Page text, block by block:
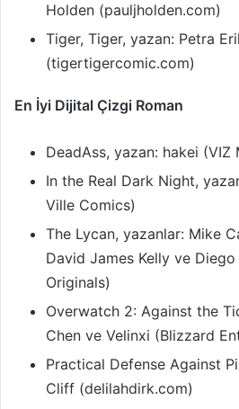
Holden (pauljholden.com)
Tiger, Tiger, yazan: Petra
(tigertigercomic.com)
En İyi Dijital Çizgi Roman
DeadAss, yazan: hakei (VIZ
In the Real Dark Night,
Ville Comics)
The Lycan, yazanlar: Mike
David James Kelly ve
Originals)
Overwatch 2: Against the
Chen ve Velinxi (Blizzard
Practical Defense Against
Cliff (delilahdirk.com)